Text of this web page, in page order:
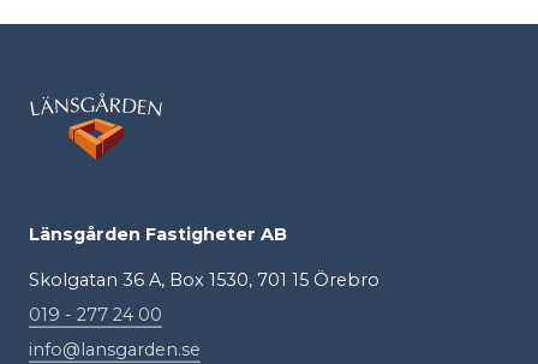
Länsgården Fastigheter AB
Skolgatan 36 A, Box 1530, 701 15 Örebro
019 - 277 24 00
info@lansgarden.se